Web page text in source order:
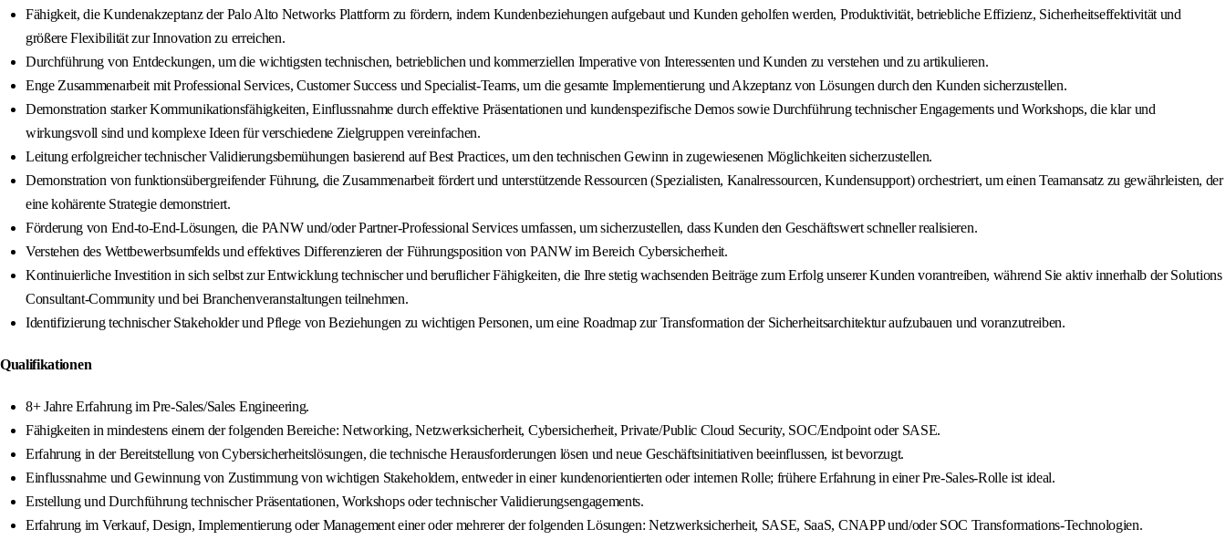
Fähigkeit, die Kundenakzeptanz der Palo Alto Networks Plattform zu fördern, indem Kundenbeziehungen aufgebaut und Kunden geholfen werden, Produktivität, betriebliche Effizienz, Sicherheitseffektivität und
größere Flexibilität zur Innovation zu erreichen.
Durchführung von Entdeckungen, um die wichtigsten technischen, betrieblichen und kommerziellen Imperative von Interessenten und Kunden zu verstehen und zu artikulieren.
Enge Zusammenarbeit mit Professional Services, Customer Success und Specialist-Teams, um die gesamte Implementierung und Akzeptanz von Lösungen durch den Kunden sicherzustellen.
Demonstration starker Kommunikationsfähigkeiten, Einflussnahme durch effektive Präsentationen und kundenspezifische Demos sowie Durchführung technischer Engagements und Workshops, die klar und
wirkungsvoll sind und komplexe Ideen für verschiedene Zielgruppen vereinfachen.
Leitung erfolgreicher technischer Validierungsbemühungen basierend auf Best Practices, um den technischen Gewinn in zugewiesenen Möglichkeiten sicherzustellen.
Demonstration von funktionsübergreifender Führung, die Zusammenarbeit fördert und unterstützende Ressourcen (Spezialisten, Kanalressourcen, Kundensupport) orchestriert, um einen Teamansatz zu gewährleisten, der
eine kohärente Strategie demonstriert.
Förderung von End-to-End-Lösungen, die PANW und/oder Partner-Professional Services umfassen, um sicherzustellen, dass Kunden den Geschäftswert schneller realisieren.
Verstehen des Wettbewerbsumfelds und effektives Differenzieren der Führungsposition von PANW im Bereich Cybersicherheit.
Kontinuierliche Investition in sich selbst zur Entwicklung technischer und beruflicher Fähigkeiten, die Ihre stetig wachsenden Beiträge zum Erfolg unserer Kunden vorantreiben, während Sie aktiv innerhalb der Solutions
Consultant-Community und bei Branchenveranstaltungen teilnehmen.
Identifizierung technischer Stakeholder und Pflege von Beziehungen zu wichtigen Personen, um eine Roadmap zur Transformation der Sicherheitsarchitektur aufzubauen und voranzutreiben.
Qualifikationen
8+ Jahre Erfahrung im Pre-Sales/Sales Engineering.
Fähigkeiten in mindestens einem der folgenden Bereiche: Networking, Netzwerksicherheit, Cybersicherheit, Private/Public Cloud Security, SOC/Endpoint oder SASE.
Erfahrung in der Bereitstellung von Cybersicherheitslösungen, die technische Herausforderungen lösen und neue Geschäftsinitiativen beeinflussen, ist bevorzugt.
Einflussnahme und Gewinnung von Zustimmung von wichtigen Stakeholdern, entweder in einer kundenorientierten oder internen Rolle; frühere Erfahrung in einer Pre-Sales-Rolle ist ideal.
Erstellung und Durchführung technischer Präsentationen, Workshops oder technischer Validierungsengagements.
Erfahrung im Verkauf, Design, Implementierung oder Management einer oder mehrerer der folgenden Lösungen: Netzwerksicherheit, SASE, SaaS, CNAPP und/oder SOC Transformations-Technologien.